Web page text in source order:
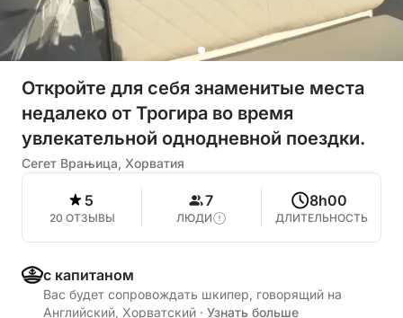
Откройте для себя знаменитые места
недалеко от Трогира во время
увлекательной однодневной поездки.
Сегет Врањица, Хорватия
5
20 ОТЗЫВЫ
7
ЛЮДИ
8h00
ДЛИТЕЛЬНОСТЬ
с капитаном
Вас будет сопровождать шкипер, говорящий на
Английский, Хорватский · Узнать больше